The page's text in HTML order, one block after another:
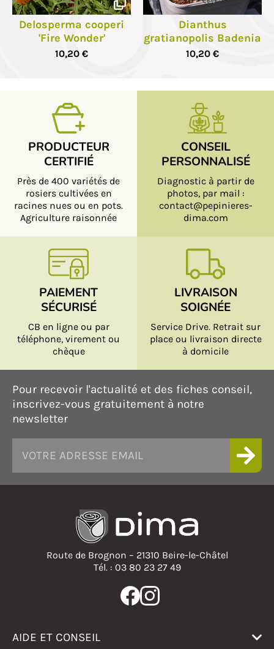
Delosperma cooperi
'Fire Wonder'
10,20 €
Dianthus
gratianopolis Badenia
10,20 €
PRODUCTEUR
CERTIFIÉ
Près de 400 variétés de
rosiers cultivées en
racines nues ou en pots.
Agriculture raisonnée
CONSEIL
PERSONNALISÉ
Diagnostic à partir de
photos, par mail :
contact@pepinieres-
dima.com
PAIEMENT
SÉCURISÉ
CB en ligne ou par
téléphone, virement ou
chèque
LIVRAISON
SOIGNÉE
Service Drive. Retrait sur
place ou livraison directe
à domicile
Pour recevoir l'actualité et des fiches conseil,
inscrivez-vous gratuitement à notre
newsletter
Route de Brognon – 21310 Beire-le-Châtel
Tél. : 03 80 23 27 49
AIDE ET CONSEIL